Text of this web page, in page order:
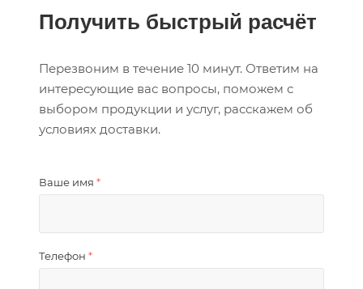
Получить быстрый расчёт
Перезвоним в течение 10 минут. Ответим на
интересующие вас вопросы, поможем с
выбором продукции и услуг, расскажем об
условиях доставки.
Ваше имя *
Телефон *